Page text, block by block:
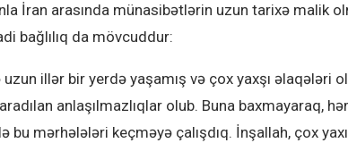
İran arasında münasibətlərin uzun tarixə malik
bağlılıq da mövcuddur:
illər bir yerdə yaşamış və çox yaxşı əlaqələri
anlaşılmazlıqlar olub. Buna baxmayaraq,
bu mərhələləri keçməyə çalışdıq. İnşallah, çox